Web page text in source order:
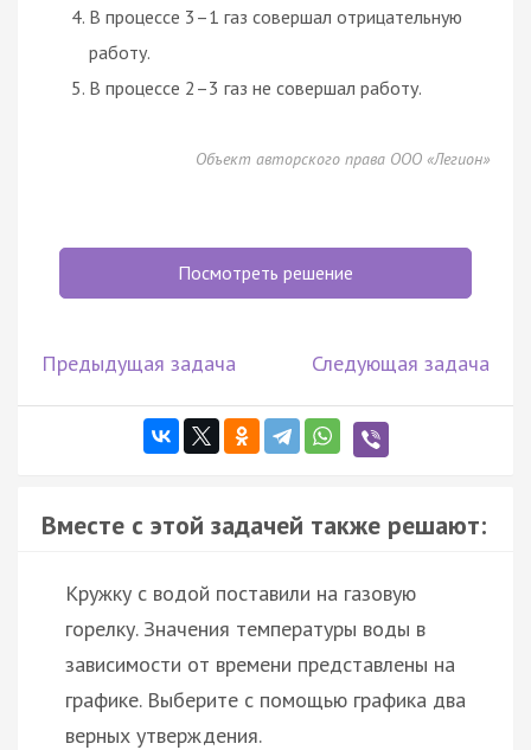
В процессе 3–1 газ совершал отрицательную
работу.
В процессе 2–3 газ не совершал работу.
Объект авторского права ООО «Легион»
Посмотреть решение
Предыдущая задача Следующая задача
Вместе с этой задачей также решают:
Кружку с водой поставили на газовую
горелку. Значения температуры воды в
зависимости от времени представлены на
графике. Выберите с помощью графика два
верных утверждения.